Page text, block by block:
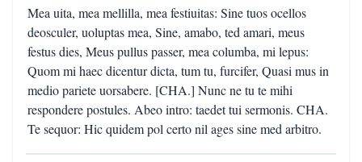
Mea uita, mea mellilla, mea festiuitas: Sine tuos ocellos
deosculer, uoluptas mea, Sine, amabo, ted amari, meus
festus dies, Meus pullus passer, mea columba, mi lepus:
Quom mi haec dicentur dicta, tum tu, furcifer, Quasi mus in
medio pariete uorsabere. [CHA.] Nunc ne tu te mihi
respondere postules. Abeo intro: taedet tui sermonis. CHA.
Te sequor: Hic quidem pol certo nil ages sine med arbitro.